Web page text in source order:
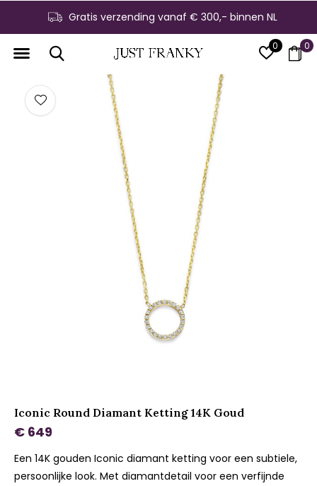
0 0
Gratis verzending vanaf € 300,- binnen NL
Iconic Round Diamant Ketting 14K Goud
€ 649
Een 14K gouden Iconic diamant ketting voor een subtiele,
persoonlijke look. Met diamantdetail voor een verfijnde